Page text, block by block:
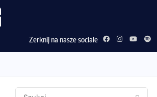
Zerknij na nasze sociale